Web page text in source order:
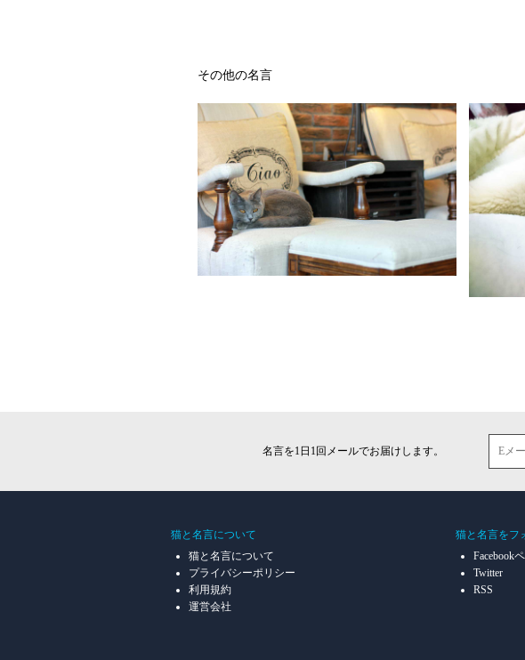
その他の名言
名言を1日1回メールでお届けします。
猫と名言について
猫と名言について
プライバシーポリシー
利用規約
運営会社
猫と名言をフ
Facebook
Twitter
RSS